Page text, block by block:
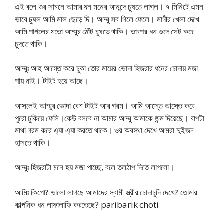
এই বলে ওর সামনে আমার ধন মনের আনন্দে চুষতে লাগল। ৭ মিনিটে এমন
ভাবে চুষল আমি মাল ছেড়ে দি। আম্মু সব গিলে ফেলে। মাগীর খেলা দেখে
আমি পাগলের মতো আম্মুর ঠোঁট চুষতে থাকি। তারপর ধন গুদে সেট করে
চুদতে থাকি।
আম্মুঃ আহ আস্তে করে ঢুকা তোর মায়ের ভোদা হিজরার ধনের চোদায় মজা
পায় নাই। টাইট হয়ে আছে।
আসলেই আম্মুর ভোদা বেশ টাইট আর গরম। আমি আস্তে আস্তে করে
পুরো ঢুকিয়ে ফেলি।কেউ বলবে না আমার আম্মু আমাকে জন্ম দিয়েছে। বাপটা
মাথা গরম করে এ্যা এ্যা করতে থাকে। ওর অবস্থা দেখে আমরা দুইজন
হাসতে থাকি।
আম্মুঃ হিজরাটা মনে হয় মজা পাচ্ছে, বলে তলঠাপ দিতে লাগলো।
আমিঃ কিগো? ভালো লাগছে আমাদের স্বামী স্ত্রীর চোদাচুদি দেখে? তোমার
কাল্পনিক ধন লাফালাফি করতেছে? paribarik choti